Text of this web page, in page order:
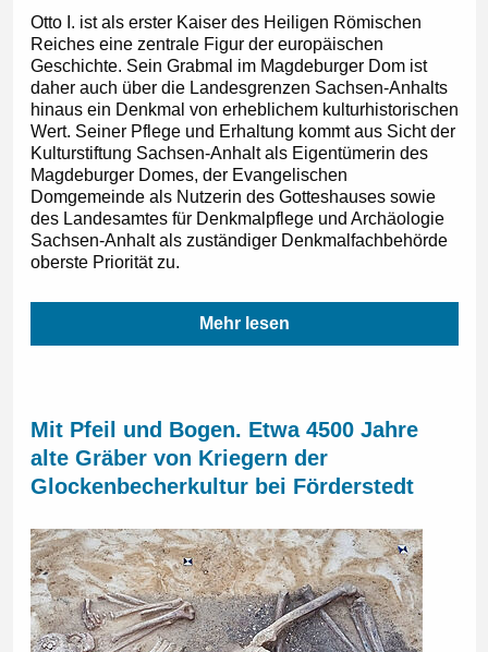
Otto I. ist als erster Kaiser des Heiligen Römischen
Reiches eine zentrale Figur der europäischen
Geschichte. Sein Grabmal im Magdeburger Dom ist
daher auch über die Landesgrenzen Sachsen-Anhalts
hinaus ein Denkmal von erheblichem kulturhistorischen
Wert. Seiner Pflege und Erhaltung kommt aus Sicht der
Kulturstiftung Sachsen-Anhalt als Eigentümerin des
Magdeburger Domes, der Evangelischen
Domgemeinde als Nutzerin des Gotteshauses sowie
des Landesamtes für Denkmalpflege und Archäologie
Sachsen-Anhalt als zuständiger Denkmalfachbehörde
oberste Priorität zu.
Mehr lesen
Mit Pfeil und Bogen. Etwa 4500 Jahre
alte Gräber von Kriegern der
Glockenbecherkultur bei Förderstedt